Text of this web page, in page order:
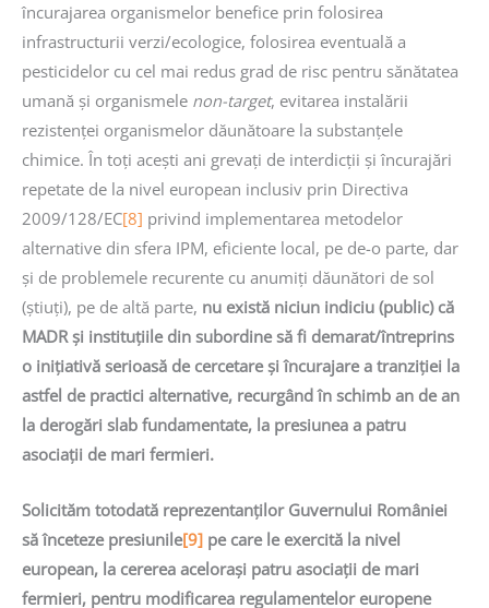
încurajarea organismelor benefice prin folosirea
infrastructurii verzi/ecologice, folosirea eventuală a
pesticidelor cu cel mai redus grad de risc pentru sănătatea
umană și organismele non-target, evitarea instalării
rezistenței organismelor dăunătoare la substanțele
chimice. În toți acești ani grevați de interdicții și încurajări
repetate de la nivel european inclusiv prin Directiva
2009/128/EC[8] privind implementarea metodelor
alternative din sfera IPM, eficiente local, pe de-o parte, dar
și de problemele recurente cu anumiți dăunători de sol
(știuți), pe de altă parte, nu există niciun indiciu (public) că
MADR și instituțiile din subordine să fi demarat/întreprins
o inițiativă serioasă de cercetare și încurajare a tranziției la
astfel de practici alternative, recurgând în schimb an de an
la derogări slab fundamentate, la presiunea a patru
asociații de mari fermieri.
Solicităm totodată reprezentanților Guvernului României
să înceteze presiunile[9] pe care le exercită la nivel
european, la cererea acelorași patru asociații de mari
fermieri, pentru modificarea regulamentelor europene